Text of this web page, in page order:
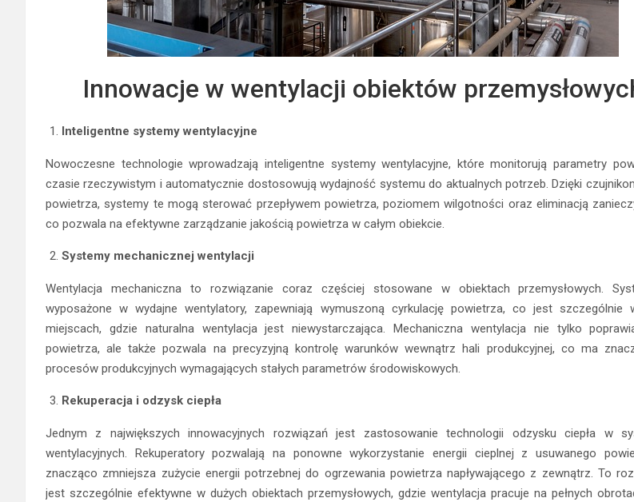
Innowacje w wentylacji obiektów
Inteligentne systemy wentylacyjne
Nowoczesne technologie wprowadzają inteligentne systemy wentylacyjne, które monitorują parametry
czasie rzeczywistym i automatycznie dostosowują wydajność systemu do aktualnych potrzeb. Dzięki
powietrza, systemy te mogą sterować przepływem powietrza, poziomem wilgotności oraz eliminacją
co pozwala na efektywne zarządzanie jakością powietrza w całym obiekcie.
Systemy mechanicznej wentylacji
Wentylacja mechaniczna to rozwiązanie coraz częściej stosowane w obiektach przemysłowych.
wyposażone w wydajne wentylatory, zapewniają wymuszoną cyrkulację powietrza, co jest szczególnie
miejscach, gdzie naturalna wentylacja jest niewystarczająca. Mechaniczna wentylacja nie tylko
powietrza, ale także pozwala na precyzyjną kontrolę warunków wewnątrz hali produkcyjnej, co ma
procesów produkcyjnych wymagających stałych parametrów środowiskowych.
Rekuperacja i odzysk ciepła
Jednym z największych innowacyjnych rozwiązań jest zastosowanie technologii odzysku ciepła w
wentylacyjnych. Rekuperatory pozwalają na ponowne wykorzystanie energii cieplnej z usuwanego
znacząco zmniejsza zużycie energii potrzebnej do ogrzewania powietrza napływającego z zewnątrz. To
jest szczególnie efektywne w dużych obiektach przemysłowych, gdzie wentylacja pracuje na pełnych